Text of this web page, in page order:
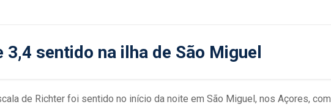
sentido na ilha de São Miguel
de Richter foi sentido no início da noite em São Miguel, nos Açores, com